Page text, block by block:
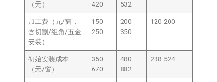
（元）
420
532
加工费（元/窗，
含切割/组角/五金
安装）
150-
250
200-
350
120-200
初始安装成本
（元/窗）
350-
670
480-
882
288-524